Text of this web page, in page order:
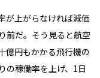
が上がらなければ減価
前だ。そう見ると航空
億円もかかる飛行機の
の稼働率を上げ、1日